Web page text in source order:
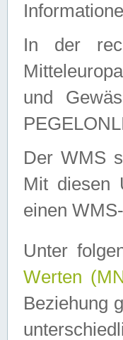
In der
und
Der WMS
Mit diesen
einen
Unter
Werten
Beziehung